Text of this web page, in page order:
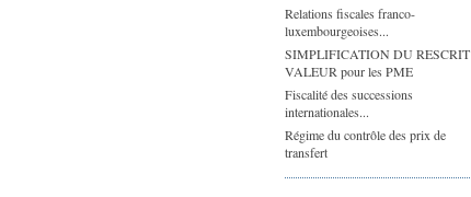
Relations fiscales franco-
luxembourgeoises...
SIMPLIFICATION DU RESCRIT
VALEUR pour les PME
Fiscalité des successions
internationales...
Régime du contrôle des prix de
transfert